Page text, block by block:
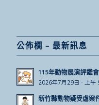
公佈欄 – 最新訊息
115年動物展演評鑑
2026年7月29日 - 上午
新竹縣動物疑受虐案